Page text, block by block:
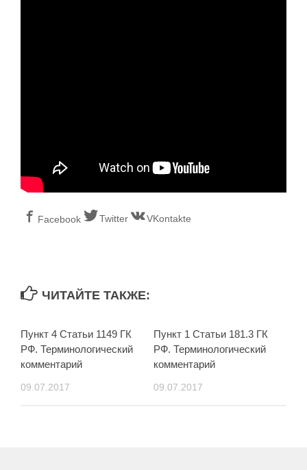
Facebook Twitter VKontakte
ЧИТАЙТЕ ТАКЖЕ:
Пункт 4 Статьи 1149 ГК
РФ. Терминологический
комментарий
09.07.2017
Пункт 1 Статьи 181.3 ГК
РФ. Терминологический
комментарий
09.07.2017